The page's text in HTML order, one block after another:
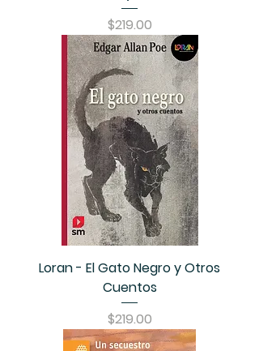
Precio
$219.00
Loran - El Gato Negro y Otros
Cuentos
Precio
$219.00